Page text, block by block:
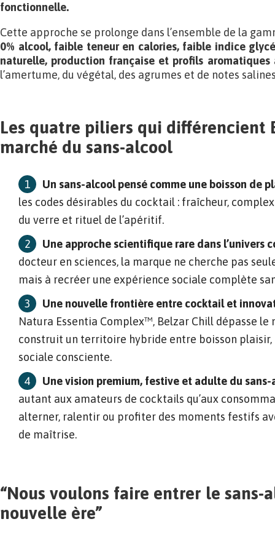
fonctionnelle.
Cette approche se prolonge dans l’ensemble de la
0% alcool, faible teneur en calories, faible indice
naturelle, production française et profils aromatiques
l’amertume, du végétal, des agrumes et de notes
Les quatre piliers qui différencient
marché du sans-alcool
Un sans-alcool pensé comme une boisson de
les codes désirables du cocktail : fraîcheur,
du verre et rituel de l’apéritif.
Une approche scientifique rare dans l’univers
docteur en sciences, la marque ne cherche pas
mais à recréer une expérience sociale complète
Une nouvelle frontière entre cocktail et
Natura Essentia Complex™, Belzar Chill dépasse
construit un territoire hybride entre boisson
sociale consciente.
Une vision premium, festive et adulte du sans-
autant aux amateurs de cocktails qu’aux
alterner, ralentir ou profiter des moments festifs
de maîtrise.
“Nous voulons faire entrer le sans-
nouvelle ère”